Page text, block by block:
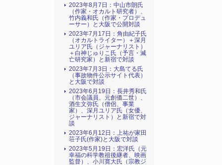
2023年8月7日：中山市朗氏
（作家・オカルト研究者）、
竹内義和氏（作家・プロデュ
ーサー）と大阪で公開対談
2023年7月17日：角由紀子氏
（オカルトライター）＋深月
ユリア氏（ジャーナリスト）
＋白神じゅりこ氏（予言・滅
亡研究家）と新宿で対談
2023年7月3日：大島てる氏
（事故物件公示サイト代表）
と大阪で対談
2023年6月19日：長井秀和氏
（市会議員、元創価二世）、
酒生文弥氏（僧侶、事業
家）、深月ユリア氏（女優、
ジャーナリスト）と新宿で対
談
2023年6月12日：上祐が家田
荘子氏(作家)と大阪で対談
2023年5月19日：宏洋氏（元
幸福の科学教祖後継者、映画
監督）、小川寛大氏（宗教ジ